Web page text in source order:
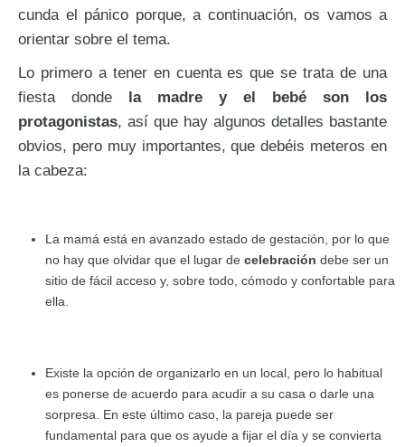
cunda el pánico porque, a continuación, os vamos a
orientar sobre el tema.
Lo primero a tener en cuenta es que se trata de una
fiesta donde la madre y el bebé son los
protagonistas, así que hay algunos detalles bastante
obvios, pero muy importantes, que debéis meteros en
la cabeza:
La mamá está en avanzado estado de gestación, por lo que
no hay que olvidar que el lugar de celebración debe ser un
sitio de fácil acceso y, sobre todo, cómodo y confortable para
ella.
Existe la opción de organizarlo en un local, pero lo habitual
es ponerse de acuerdo para acudir a su casa o darle una
sorpresa. En este último caso, la pareja puede ser
fundamental para que os ayude a fijar el día y se convierta